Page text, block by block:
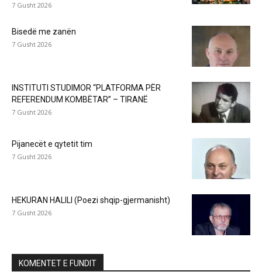
7 Gusht 2026
Bisedë me zanën
7 Gusht 2026
INSTITUTI STUDIMOR “PLATFORMA PËR
REFERENDUM KOMBËTAR” – TIRANË
7 Gusht 2026
Pijanecët e qytetit tim
7 Gusht 2026
HEKURAN HALILI (Poezi shqip-gjermanisht)
7 Gusht 2026
KOMENTET E FUNDIT